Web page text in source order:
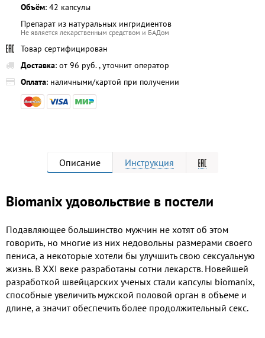
Объём: 42 капсулы
Препарат из натуральных ингридиентов
Не является лекарственным средством и БАДом
Товар сертифицирован
Доставка: от 96 руб. , уточнит оператор
Оплата: наличными/картой при получении
Описание Инструкция
Biomanix удовольствие в постели
Подавляющее большинство мужчин не хотят об этом
говорить, но многие из них недовольны размерами своего
пениса, а некоторые хотели бы улучшить свою сексуальную
жизнь. В XXI веке разработаны сотни лекарств. Новейшей
разработкой швейцарских ученых стали капсулы biomanix,
способные увеличить мужской половой орган в объеме и
длине, а значит обеспечить более продолжительный секс.